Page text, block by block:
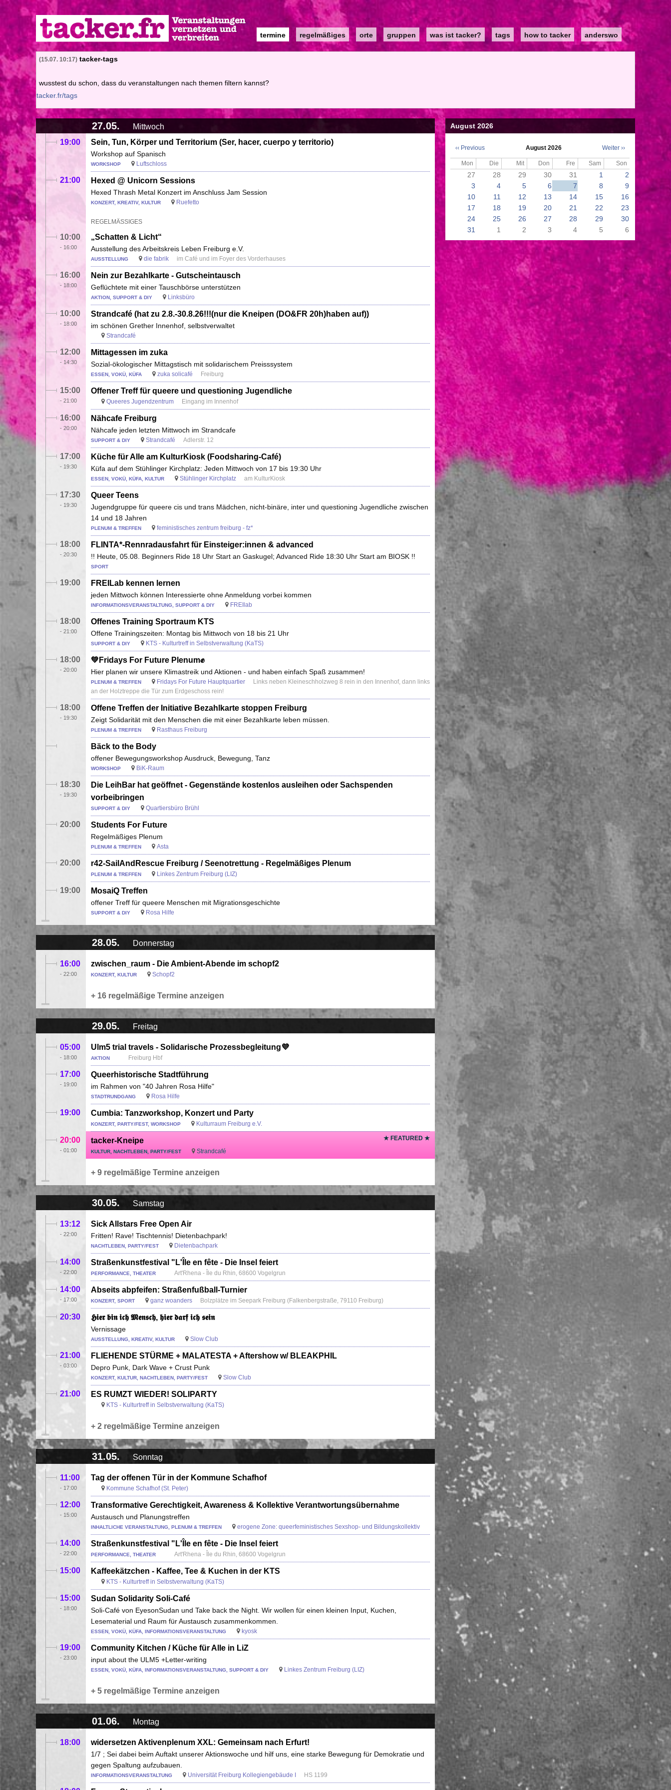
Direkt
Inhalt
Main
navigation
termine regelmäßiges orte gruppen was ist tacker? tags how to tacker anderswo
15.07. 10:17 tacker-tags
wusstest du schon, dass du veranstaltungen nach themen filtern kannst?
tacker.fr/tags
27.05.
Mittwoch
Sein, Tun, Körper und Territorium (Ser, hacer, cuerpo y territorio)
Workshop auf Spanisch
19:00
WORKSHOP Luftschloss
Hexed @ Unicorn Sessions
Hexed Thrash Metal Konzert im Anschluss Jam Session
21:00
KONZERT, KREATIV, KULTUR Ruefetto
REGELMÄSSIGES
„Schatten & Licht“
Ausstellung des Arbeitskreis Leben Freiburg e.V.
10:00
- 16:00
AUSSTELLUNG die fabrik im Café und im Foyer des Vorderhauses
Nein zur Bezahlkarte - Gutscheintausch
Geflüchtete mit einer Tauschbörse unterstützen
16:00
- 18:00
AKTION, SUPPORT & DIY Linksbüro
Strandcafé (hat zu 2.8.-30.8.26!!!(nur die Kneipen (DO&FR 20h)haben auf))
im schönen Grether Innenhof, selbstverwaltet
10:00
- 18:00
Strandcafé
Mittagessen im zuka
Sozial-ökologischer Mittagstisch mit solidarischem Preisssystem
12:00
- 14:30
ESSEN, VOKÜ, KÜFA zuka solicafé Freiburg
Offener Treff für queere und questioning Jugendliche
15:00
- 21:00 Queeres Jugendzentrum Eingang im Innenhof
Nähcafe Freiburg
Nähcafe jeden letzten Mittwoch im Strandcafe
16:00
- 20:00
SUPPORT & DIY Strandcafé Adlerstr. 12
Küche für Alle am KulturKiosk (Foodsharing-Café)
Küfa auf dem Stühlinger Kirchplatz: Jeden Mittwoch von 17 bis 19:30 Uhr
17:00
- 19:30
ESSEN, VOKÜ, KÜFA, KULTUR Stühlinger Kirchplatz am KulturKiosk
Queer Teens
Jugendgruppe für queere cis und trans Mädchen, nicht-binäre, inter und questioning Jugendliche zwischen
14 und 18 Jahren
17:30
- 19:30
PLENUM & TREFFEN feministisches zentrum freiburg - fz*
FLINTA*-Rennradausfahrt für Einsteiger:innen & advanced
!! Heute, 05.08. Beginners Ride 18 Uhr Start an Gaskugel; Advanced Ride 18:30 Uhr Start am BIOSK !!
18:00
- 20:30
SPORT
FREILab kennen lernen
jeden Mittwoch können Interessierte ohne Anmeldung vorbei kommen
19:00
INFORMATIONSVERANSTALTUNG, SUPPORT & DIY FREIlab
Offenes Training Sportraum KTS
Offene Trainingszeiten: Montag bis Mittwoch von 18 bis 21 Uhr
18:00
- 21:00
SUPPORT & DIY KTS - Kulturtreff in Selbstverwaltung (KaTS)
💚Fridays For Future Plenum✊
Hier planen wir unsere Klimastreik und Aktionen - und haben einfach Spaß zusammen!
18:00
- 20:00
PLENUM & TREFFEN Fridays For Future Hauptquartier
Links neben Kleineschholzweg 8 rein in den Innenhof, dann links
an der Holztreppe die Tür zum Erdgeschoss rein!
Offene Treffen der Initiative Bezahlkarte stoppen Freiburg
Zeigt Solidarität mit den Menschen die mit einer Bezahlkarte leben müssen.
18:00
- 19:30
PLENUM & TREFFEN Rasthaus Freiburg
Bäck to the Body
offener Bewegungsworkshop Ausdruck, Bewegung, Tanz
WORKSHOP BiK-Raum
Die LeihBar hat geöffnet - Gegenstände kostenlos ausleihen oder Sachspenden
vorbeibringen
18:30
- 19:30
SUPPORT & DIY Quartiersbüro Brühl
Students For Future
Regelmäßiges Plenum
20:00
PLENUM & TREFFEN Asta
r42-SailAndRescue Freiburg / Seenotrettung - Regelmäßiges Plenum
20:00
PLENUM & TREFFEN Linkes Zentrum Freiburg (LIZ)
MosaiQ Treffen
offener Treff für queere Menschen mit Migrationsgeschichte
19:00
SUPPORT & DIY Rosa Hilfe
28.05. Donnerstag
zwischen_raum - Die Ambient-Abende im schopf2
16:00
- 22:00 KONZERT, KULTUR Schopf2
+ 16 regelmäßige Termine anzeigen
29.05. Freitag
Ulm5 trial travels - Solidarische Prozessbegleitung💜
05:00
- 18:00 AKTION Freiburg Hbf
Queerhistorische Stadtführung
im Rahmen von "40 Jahren Rosa Hilfe"
17:00
- 19:00
STADTRUNDGANG Rosa Hilfe
Cumbia: Tanzworkshop, Konzert und Party
19:00
KONZERT, PARTY/FEST, WORKSHOP Kulturraum Freiburg e.V.
tacker-Kneipe
20:00
- 01:00 KULTUR, NACHTLEBEN, PARTY/FEST Strandcafé
★ FEATURED ★
+ 9 regelmäßige Termine anzeigen
30.05. Samstag
Sick Allstars Free Open Air
Fritten! Rave! Tischtennis! Dietenbachpark!
13:12
- 22:00
NACHTLEBEN, PARTY/FEST Dietenbachpark
Straßenkunstfestival "L'Île en fête - Die Insel feiert
14:00
- 22:00 PERFORMANCE, THEATER Art'Rhena - Île du Rhin, 68600 Vogelgrun
Abseits abpfeifen: Straßenfußball-Turnier
14:00
- 17:00 KONZERT, SPORT ganz woanders Bolzplätze im Seepark Freiburg (Falkenbergstraße, 79110 Freiburg)
𝕳𝖎𝖊𝖗 𝖇𝖎𝖓 𝖎𝖈𝖍 𝕸𝖊𝖓𝖘𝖈𝖍, 𝖍𝖎𝖊𝖗 𝖉𝖆𝖗𝖋 𝖎𝖈𝖍 𝖘𝖊𝖎𝖓
Vernissage
20:30
AUSSTELLUNG, KREATIV, KULTUR Slow Club
FLIEHENDE STÜRME + MALATESTA + Aftershow w/ BLEAKPHIL
Depro Punk, Dark Wave + Crust Punk
21:00
- 03:00
KONZERT, KULTUR, NACHTLEBEN, PARTY/FEST Slow Club
ES RUMZT WIEDER! SOLIPARTY
21:00
KTS - Kulturtreff in Selbstverwaltung (KaTS)
+ 2 regelmäßige Termine anzeigen
31.05. Sonntag
Tag der offenen Tür in der Kommune Schafhof
11:00
- 17:00 Kommune Schafhof (St. Peter)
Transformative Gerechtigkeit, Awareness & Kollektive Verantwortungsübernahme
Austausch und Planungstreffen
12:00
- 15:00
INHALTLICHE VERANSTALTUNG, PLENUM & TREFFEN erogene Zone: queerfeministisches Sexshop- und Bildungskollektiv
Straßenkunstfestival "L'Île en fête - Die Insel feiert
14:00
- 22:00 PERFORMANCE, THEATER Art'Rhena - Île du Rhin, 68600 Vogelgrun
Kaffeekätzchen - Kaffee, Tee & Kuchen in der KTS
15:00
KTS - Kulturtreff in Selbstverwaltung (KaTS)
Sudan Solidarity Soli-Café
Soli-Café von EyesonSudan und Take back the Night. Wir wollen für einen kleinen Input, Kuchen,
Lesematerial und Raum für Austausch zusammenkommen.
15:00
- 18:00
ESSEN, VOKÜ, KÜFA, INFORMATIONSVERANSTALTUNG kyosk
Community Kitchen / Küche für Alle in LiZ
input about the ULM5 +Letter-writing
19:00
- 23:00
ESSEN, VOKÜ, KÜFA, INFORMATIONSVERANSTALTUNG, SUPPORT & DIY Linkes Zentrum Freiburg (LIZ)
+ 5 regelmäßige Termine anzeigen
01.06. Montag
widersetzen Aktivenplenum XXL: Gemeinsam nach Erfurt!
1/7 ; Sei dabei beim Auftakt unserer Aktionswoche und hilf uns, eine starke Bewegung für Demokratie und
gegen Spaltung aufzubauen.
18:00
INFORMATIONSVERANSTALTUNG Universität Freiburg Kollegiengebäude I HS 1199
August 2026
Seitennummerierung
‹‹ Previous August 2026 Weiter ››
Mon Die Mit Don Fre Sam Son
27 28 29 30 31 1
2
3
4 5 6 7 8
9
10
11 12 13 14 15
16
17
18 19 20 21 22
23
24
25 26 27 28 29
30
31
1 2 3 4 5 6